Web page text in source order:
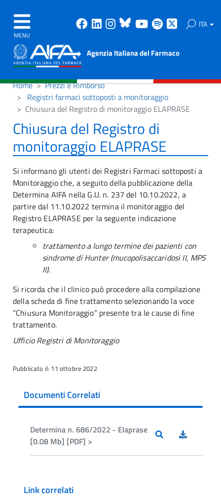
MENU
Facebook
Linkedin
Instagram
Bluesky
Youtube
Spotify ITA
Agenzia Italiana del Farmaco
Home
Prezzi e Rimborso
Registri farmaci sottoposti a monitoraggio
Chiusura del Registro di monitoraggio ELAPRASE
Chiusura del Registro di
monitoraggio ELAPRASE
Si informano gli utenti dei Registri Farmaci sottoposti a
Monitoraggio che, a seguito della pubblicazione della
Determina AIFA nella G.U. n. 237 del 10.10.2022, a
partire dal 11.10.2022 termina il monitoraggio del
Registro ELAPRASE per la seguente indicazione
terapeutica:
trattamento a lungo termine dei pazienti con
sindrome di Hunter (mucopolisaccaridosi II, MPS
II).
Si ricorda che il clinico può procedere alla compilazione
della scheda di fine trattamento selezionando la voce
“Chiusura Monitoraggio” presente tra le cause di fine
trattamento.
Ufficio Registri di Monitoraggio
Pubblicato il: 11 ottobre 2022
Documenti Correlati
Determina n. 686/2022 - Elaprase
[0.08 Mb] [PDF] >
Link correlati